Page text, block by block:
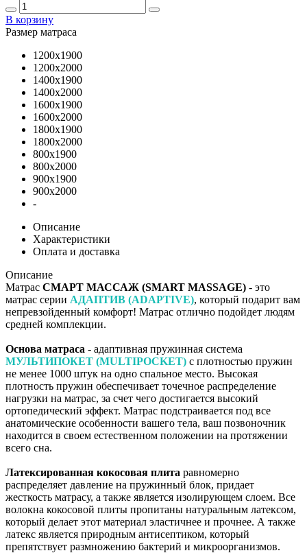
В корзину
Размер матраса
1200х1900
1200х2000
1400х1900
1400х2000
1600х1900
1600х2000
1800х1900
1800х2000
800х1900
800х2000
900х1900
900х2000
-
Описание
Характеристики
Оплата и доставка
Описание
Матрас СМАРТ МАССАЖ (SMART MASSAGE) - это
матрас серии АДАПТИВ (ADAPTIVE), который подарит вам
непревзойденный комфорт! Матрас отлично подойдет людям
средней комплекции.
Основа матраса - адаптивная пружинная система
МУЛЬТИПОКЕТ (MULTIPOCKET) с плотностью пружин
не менее 1000 штук на одно спальное место. Высокая
плотность пружин обеспечивает точечное распределение
нагрузки на матрас, за счет чего достигается высокий
ортопедический эффект. Матрас подстраивается под все
анатомические особенности вашего тела, ваш позвоночник
находится в своем естественном положении на протяжении
всего сна.
Латексированная кокосовая плита равномерно
распределяет давление на пружинный блок, придает
жесткость матрасу, а также является изолирующем слоем. Все
волокна кокосовой плиты пропитаны натуральным латексом,
который делает этот материал эластичнее и прочнее. А также
латекс является природным антисептиком, который
препятствует размножению бактерий и микроорганизмов.